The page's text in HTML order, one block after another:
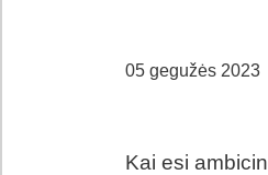
05 gegužės 2023
Kai esi